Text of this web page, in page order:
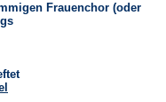
Frauenchor (oder